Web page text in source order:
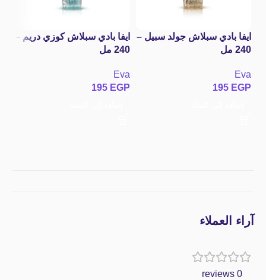
ايفا بادي سبلاش جولد سبيل –
240 مل
Eva
195 EGP
ايفا بادي سبلاش كوزي دريم –
240 مل
Eva
195 EGP
آراء العملاء
0 reviews